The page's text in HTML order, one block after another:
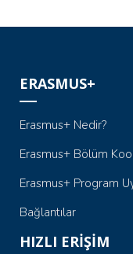
ERASMUS+
Erasmus+ Nedir?
Erasmus+ Bölüm
Erasmus+ Program
Bağlantılar
HIZLI ERİŞİM